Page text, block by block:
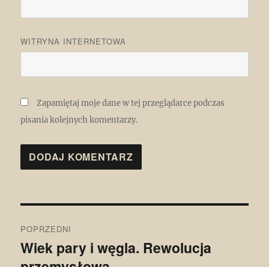
WITRYNA INTERNETOWA
Zapamiętaj moje dane w tej przeglądarce podczas
pisania kolejnych komentarzy.
wpisu
POPRZEDNI
Poprzedni
wpis:
Wiek pary i węgla. Rewolucja